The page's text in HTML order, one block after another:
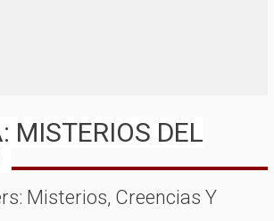
MISTERIOS DEL
Misterios, Creencias Y